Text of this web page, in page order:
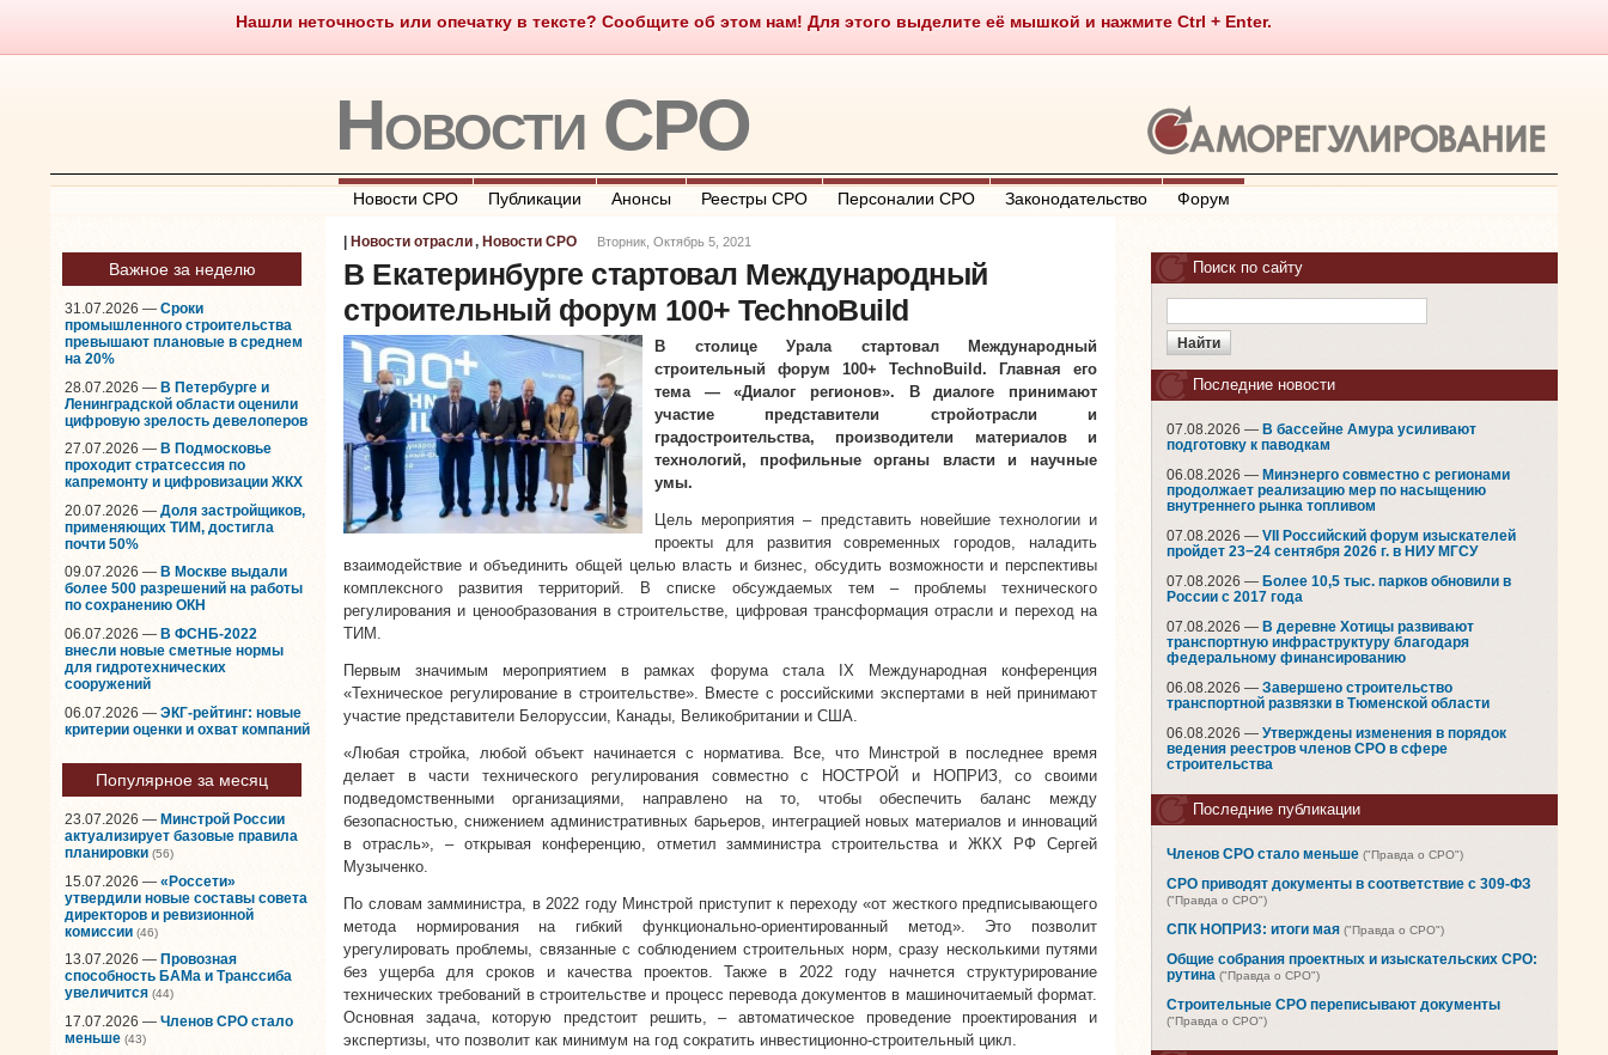
Нашли неточность или опечатку в тексте? Сообщите об этом нам! Для этого выделите её мышкой и нажмите Ctrl + Enter.
Саморегулирование Что такое СРО О портале Контакты Полезные ссылки
Новости СРО
Новости СРО Публикации Анонсы Реестры СРО Персоналии СРО Законодательство Форум
Важное за неделю
31.07.2026 — Сроки
промышленного строительства
превышают плановые в среднем
на 20%
28.07.2026 — В Петербурге и
Ленинградской области оценили
цифровую зрелость девелоперов
27.07.2026 — В Подмосковье
проходит стратсессия по
капремонту и цифровизации ЖКХ
20.07.2026 — Доля застройщиков,
применяющих ТИМ, достигла
почти 50%
09.07.2026 — В Москве выдали
более 500 разрешений на работы
по сохранению ОКН
06.07.2026 — В ФСНБ-2022
внесли новые сметные нормы
для гидротехнических
сооружений
06.07.2026 — ЭКГ-рейтинг: новые
критерии оценки и охват компаний
Популярное за месяц
23.07.2026 — Минстрой России
актуализирует базовые правила
планировки (56)
15.07.2026 — «Россети»
утвердили новые составы совета
директоров и ревизионной
комиссии (46)
13.07.2026 — Провозная
способность БАМа и Транссиба
увеличится (44)
17.07.2026 — Членов СРО стало
меньше (43)
Новости отрасли, Новости СРО Вторник, Октябрь 5, 2021
В Екатеринбурге стартовал Международный
строительный форум 100+ TechnoBuild
В столице Урала стартовал Международный
строительный форум 100+ TechnoBuild. Главная его
тема — «Диалог регионов». В диалоге принимают
участие представители стройотрасли и
градостроительства, производители материалов и
технологий, профильные органы власти и научные
умы.
Цель мероприятия – представить новейшие технологии и
проекты для развития современных городов, наладить
взаимодействие и объединить общей целью власть и бизнес, обсудить возможности и перспективы
комплексного развития территорий. В списке обсуждаемых тем – проблемы технического
регулирования и ценообразования в строительстве, цифровая трансформация отрасли и переход на
ТИМ.
Первым значимым мероприятием в рамках форума стала IX Международная конференция
«Техническое регулирование в строительстве». Вместе с российскими экспертами в ней принимают
участие представители Белоруссии, Канады, Великобритании и США.
«Любая стройка, любой объект начинается с норматива. Все, что Минстрой в последнее время
делает в части технического регулирования совместно с НОСТРОЙ и НОПРИЗ, со своими
подведомственными организациями, направлено на то, чтобы обеспечить баланс между
безопасностью, снижением административных барьеров, интеграцией новых материалов и инноваций
в отрасль», – открывая конференцию, отметил замминистра строительства и ЖКХ РФ Сергей
Музыченко.
По словам замминистра, в 2022 году Минстрой приступит к переходу «от жесткого предписывающего
метода нормирования на гибкий функционально-ориентированный метод». Это позволит
урегулировать проблемы, связанные с соблюдением строительных норм, сразу несколькими путями
без ущерба для сроков и качества проектов. Также в 2022 году начнется структурирование
технических требований в строительстве и процесс перевода документов в машиночитаемый формат.
Основная задача, которую предстоит решить, – автоматическое проведение проектирования и
экспертизы, что позволит как минимум на год сократить инвестиционно-строительный цикл.
Поиск по сайту
Последние новости
07.08.2026 — В бассейне Амура усиливают
подготовку к паводкам
06.08.2026 — Минэнерго совместно с регионами
продолжает реализацию мер по насыщению
внутреннего рынка топливом
07.08.2026 — VII Российский форум изыскателей
пройдет 23−24 сентября 2026 г. в НИУ МГСУ
07.08.2026 — Более 10,5 тыс. парков обновили в
России с 2017 года
07.08.2026 — В деревне Хотицы развивают
транспортную инфраструктуру благодаря
федеральному финансированию
06.08.2026 — Завершено строительство
транспортной развязки в Тюменской области
06.08.2026 — Утверждены изменения в порядок
ведения реестров членов СРО в сфере
строительства
Последние публикации
Членов СРО стало меньше ("Правда о СРО")
СРО приводят документы в соответствие с 309-ФЗ
("Правда о СРО")
СПК НОПРИЗ: итоги мая ("Правда о СРО")
Общие собрания проектных и изыскательских СРО:
рутина ("Правда о СРО")
Строительные СРО переписывают документы
("Правда о СРО")